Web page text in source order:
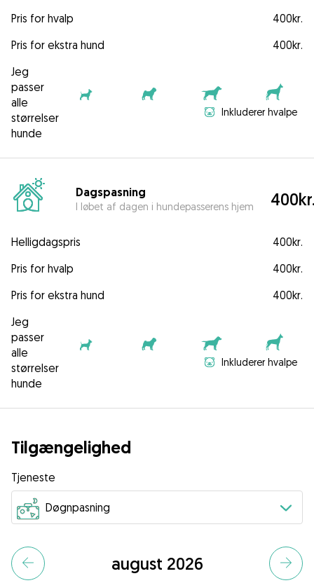
Pris for hvalp
400kr.
Pris for ekstra hund
400kr.
Jeg
passer
alle
størrelser
hunde
Inkluderer hvalpe
Dagspasning
I løbet af dagen i hundepasserens hjem
Helligdagspris
400kr.
Pris for hvalp
400kr.
Pris for ekstra hund
400kr.
Jeg
passer
alle
størrelser
hunde
Inkluderer hvalpe
Tilgængelighed
Tjeneste
august 2026